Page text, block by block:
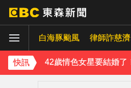
白海豚颱風 律師詐慈
快訊
下載東森App，隨時掌